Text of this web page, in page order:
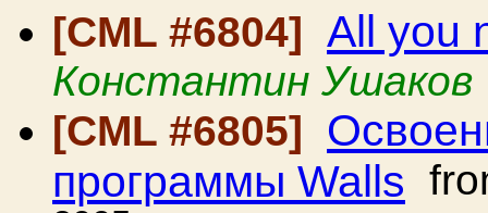
[CML #6804] All you
Константин Ушаков
[CML #6805]
программы Walls